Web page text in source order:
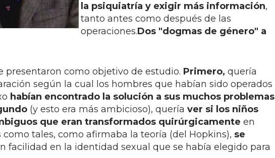
la psiquiatría y exigir más información,
tanto antes como después de las
operaciones.Dos "dogmas de género" a
presentaron como objetivo de estudio. Primero, quería
según la cual los hombres que habían sido operados
habían encontrado la solución a sus muchos problemas
(y esto era más ambicioso), quería ver si los niños
que eran transformados quirúrgicamente en
como tales, como afirmaba la teoría (del Hopkins), se
facilidad en la identidad sexual que se había elegido para